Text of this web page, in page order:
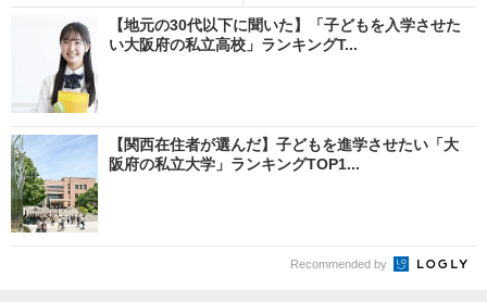
【地元の30代以下に聞いた】「子どもを入学させた
い大阪府の私立高校」ランキングT...
【関西在住者が選んだ】子どもを進学させたい「大
阪府の私立大学」ランキングTOP1...
Recommended by